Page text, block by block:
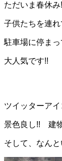
ただいま春休み
子供たちを連れ
駐車場に停ま
大人気です!!
ツイッターア
景色良し!! 建
そして、なん